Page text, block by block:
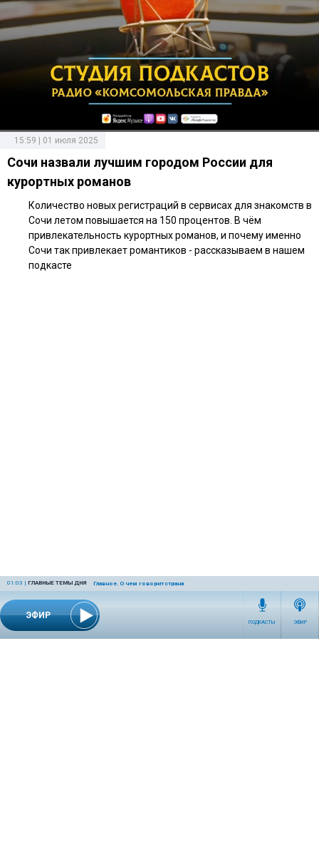
ЭФИР
01:03 | ГЛАВНЫЕ ТЕМЫ ДНЯ Главное. О чем говорит страна
ПОДКАСТЫ ЭФИР
15:59 | 01 июля 2025
Сочи назвали лучшим городом России для
курортных романов
Количество новых регистраций в сервисах для знакомств в
Сочи летом повышается на 150 процентов. В чём
привлекательность курортных романов, и почему именно
Сочи так привлекает романтиков - рассказываем в нашем
подкасте